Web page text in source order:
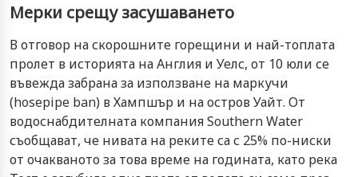
Мерки срещу засушаването
В отговор на скорошните горещини и най-топлата
пролет в историята на Англия и Уелс, от 10 юли се
въвежда забрана за използване на маркучи
(hosepipe ban) в Хампшър и на остров Уайт. От
водоснабдителната компания Southern Water
съобщават, че нивата на реките са с 25% по-ниски
от очакваното за това време на годината, като река